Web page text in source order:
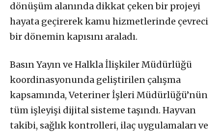
dönüşüm alanında dikkat çeken bir projeyi
hayata geçirerek kamu hizmetlerinde çevreci
bir dönemin kapısını araladı.
Basın Yayın ve Halkla İlişkiler Müdürlüğü
koordinasyonunda geliştirilen çalışma
kapsamında, Veteriner İşleri Müdürlüğü’nün
tüm işleyişi dijital sisteme taşındı. Hayvan
takibi, sağlık kontrolleri, ilaç uygulamaları ve